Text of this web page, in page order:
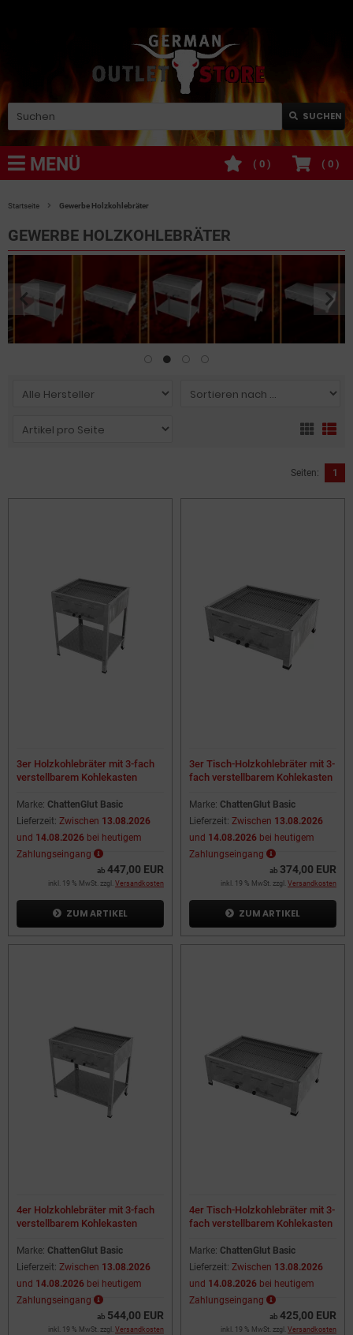
SUCHEN
MENÜ ( 0 )
( 0 )
Startseite Gewerbe Holzkohlebräter
GEWERBE HOLZKOHLEBRÄTER
Seiten: 1
3er Holzkohlebräter mit 3-fach
verstellbarem Kohlekasten
Marke: ChattenGlut Basic
Lieferzeit: Zwischen 13.08.2026
und 14.08.2026 bei heutigem
Zahlungseingang
ab 447,00 EUR
inkl. 19 % MwSt. zzgl. Versandkosten
ZUM ARTIKEL
3er Tisch-Holzkohlebräter mit 3-
fach verstellbarem Kohlekasten
Marke: ChattenGlut Basic
Lieferzeit: Zwischen 13.08.2026
und 14.08.2026 bei heutigem
Zahlungseingang
ab 374,00 EUR
inkl. 19 % MwSt. zzgl. Versandkosten
ZUM ARTIKEL
4er Holzkohlebräter mit 3-fach
verstellbarem Kohlekasten
Marke: ChattenGlut Basic
Lieferzeit: Zwischen 13.08.2026
und 14.08.2026 bei heutigem
Zahlungseingang
ab 544,00 EUR
inkl. 19 % MwSt. zzgl. Versandkosten
4er Tisch-Holzkohlebräter mit 3-
fach verstellbarem Kohlekasten
Marke: ChattenGlut Basic
Lieferzeit: Zwischen 13.08.2026
und 14.08.2026 bei heutigem
Zahlungseingang
ab 425,00 EUR
inkl. 19 % MwSt. zzgl. Versandkosten